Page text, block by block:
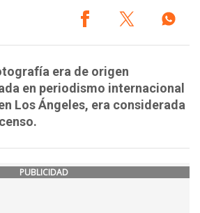
era de origen
en periodismo internacional
Los Ángeles, era considerada
PUBLICIDAD